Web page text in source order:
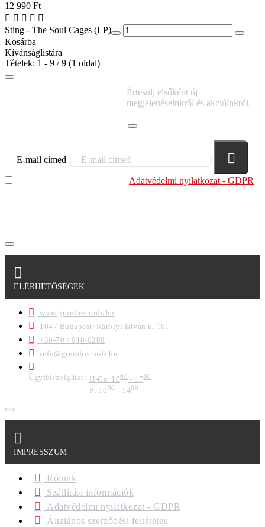
12 990 Ft
Sting - The Soul Cages (LP)
Kosárba
Kívánságlistára
Tételek: 1 - 9 / 9 (1 oldal)
Értesülj elsőként új
megjelenéseinkről és akcióinkról.
E-mail címed
Adatvédelmi nyilatkozat - GDPR
ELÉRHETŐSÉGEK
www.grundrecords.hu
1047 Budapest, Károlyi István u. 10.
+36-70 / 948-0288
info@grundrecords.hu
Ügyfélszolgálat: H-Cs: 1000 - 1700
P: 1000- 1400
IMPRESSZUM
Rólunk
Szállítási információk
Adatvédelmi nyilatkozat - GDPR
Általános szerződési feltételek